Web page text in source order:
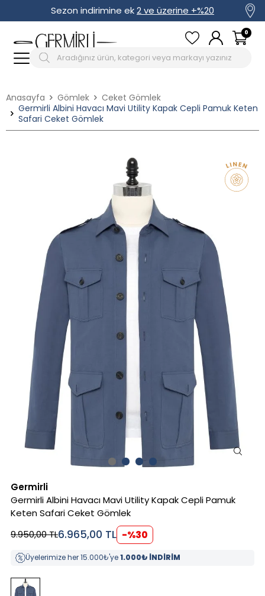
Sezon indirimine ek2 ve üzerine +%20
0
Anasayfa Gömlek
Ceket Gömlek
Germirli Albini Havacı Mavi Utility Kapak Cepli Pamuk Keten
Safari Ceket Gömlek
Germirli
Germirli Albini Havacı Mavi Utility Kapak Cepli Pamuk
Keten Safari Ceket Gömlek
9.950,00TL6.965,00 TL -%30
Üyelerimize her 15.000₺'ye1.000₺ İNDİRİM